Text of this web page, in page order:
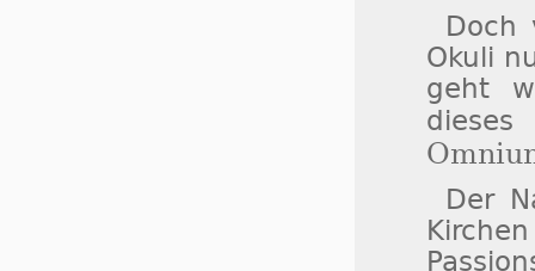
Doch
Okuli
geht
Der